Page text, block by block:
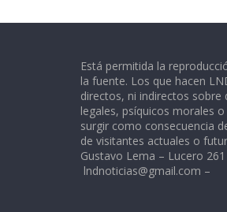
Está permitida la
la fuente. Los que hacen
directos, ni indirectos
legales, psíquicos morales
surgir como consecuencia
de visitantes actuales o
Gustavo Lema – Lucero
lndnoticias@gmail.com –